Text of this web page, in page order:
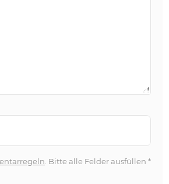
. Bitte alle Felder ausfüllen*